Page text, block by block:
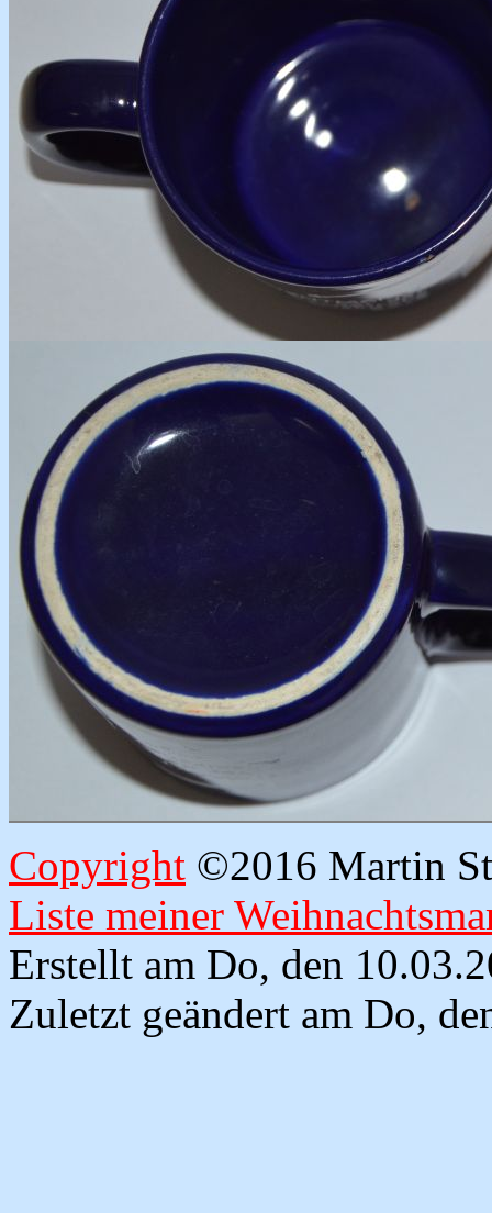
Copyright ©2016 Martin
Liste meiner
Erstellt am Do, den
Zuletzt geändert am Do,